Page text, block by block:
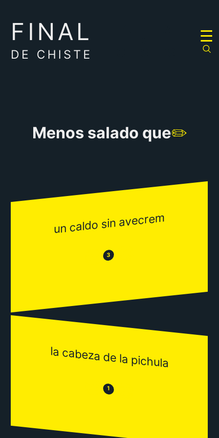
FINAL
DE CHISTE
☰
Menos salado que✏️
un caldo sin avecrem
😒 3 😂
la cabeza de la pichula
😒 1 😂